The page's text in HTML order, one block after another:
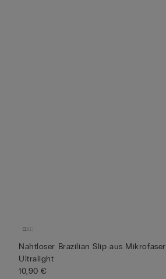
Nahtloser Brazilian Slip aus Mikrofaser
Ultralight
10,90 €